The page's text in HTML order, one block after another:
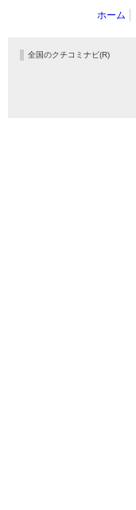
ホーム
全国のクチコミナビ(R)